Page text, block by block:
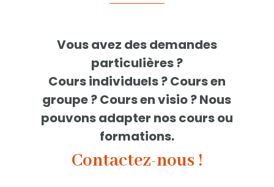
Vous avez des demandes
particulières ?
Cours individuels ? Cours en
groupe ? Cours en visio ? Nous
pouvons adapter nos cours ou
formations.
Contactez-nous !